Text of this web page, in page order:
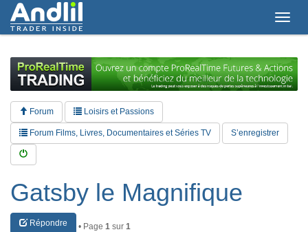
T
g
l
e
n
g
Forum Loisirs et Passions
Forum Films, Livres, Documentaires et Séries TV S’enregistrer
Gatsby le Magnifique
Répondre • Page 1 sur 1